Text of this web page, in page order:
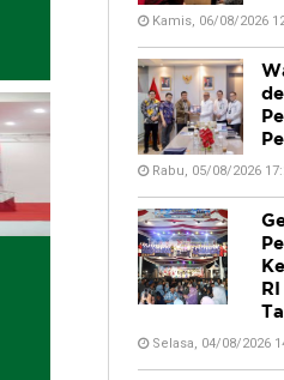
Kamis, 06/08/2026
Rabu, 05/08/2026
Selasa, 04/08/2026